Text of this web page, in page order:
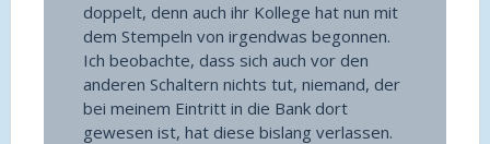
doppelt, denn auch ihr Kollege hat nun mit
dem Stempeln von irgendwas begonnen.
Ich beobachte, dass sich auch vor den
anderen Schaltern nichts tut, niemand, der
bei meinem Eintritt in die Bank dort
gewesen ist, hat diese bislang verlassen.